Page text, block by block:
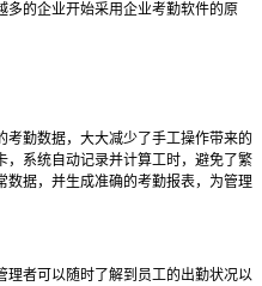
的企业开始采用企业考勤软件的原
考勤数据，大大减少了手工操作带来的
，系统自动记录并计算工时，避免了繁
数据，并生成准确的考勤报表，为管理
理者可以随时了解到员工的出勤状况以